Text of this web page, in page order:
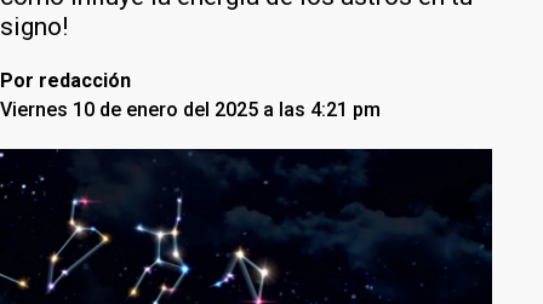
signo!
Por redacción
Viernes 10 de enero del 2025 a las 4:21 pm